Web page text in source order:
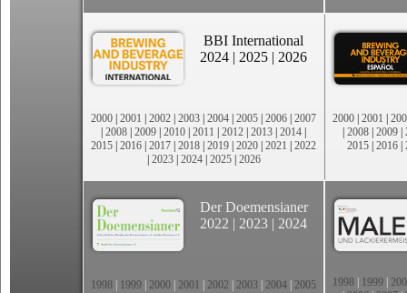
BBI International
2024 | 2025 | 2026
2000 | 2001 | 2002 | 2003 | 2004 | 2005 | 2006 | 2007
| 2008 | 2009 | 2010 | 2011 | 2012 | 2013 | 2014 |
2015 | 2016 | 2017 | 2018 | 2019 | 2020 | 2021 | 2022
| 2023| 2024| 2025| 2026
2000 | 2001 |
| 2008 | 2009 |
2015 | 2016 |
Der Doemensianer
2022 | 2023 | 2024
1998 1999 2000 2001 2002 2003 2004 2005
1998 1999